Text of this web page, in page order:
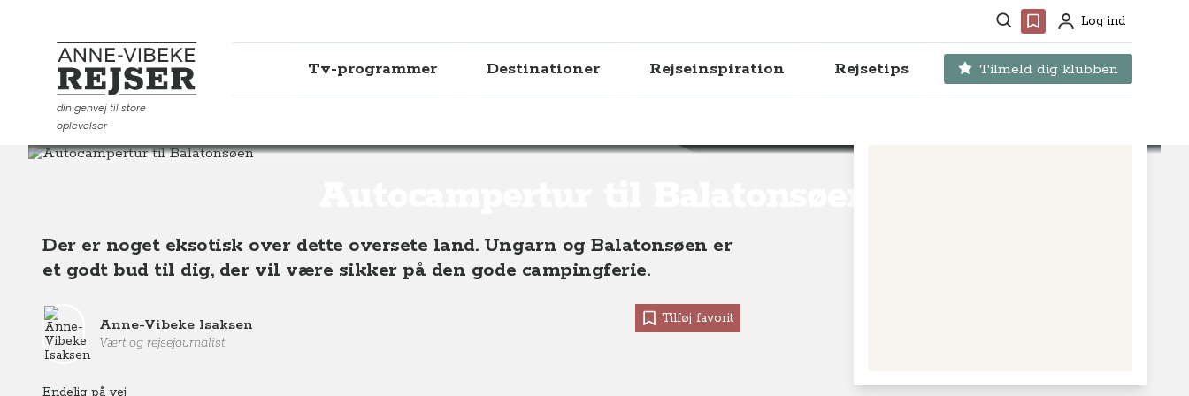
Søg Favoritter
ProfilLog ind
Anne-Vibeke Rejser
din genvej til store
oplevelser
Tv-programmer Destinationer Rejseinspiration Rejsetips Tilmeld dig klubben
Destinationer
Der er noget eksotisk over dette oversete land. Ungarn og Balatonsøen er
et godt bud til dig, der vil være sikker på den gode campingferie.
Anne-Vibeke Isaksen
Vært og rejsejournalist
Tilføj favorit
Endelig på vej